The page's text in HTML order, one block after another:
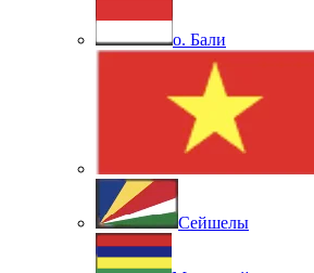
о. Бали
Сейшелы